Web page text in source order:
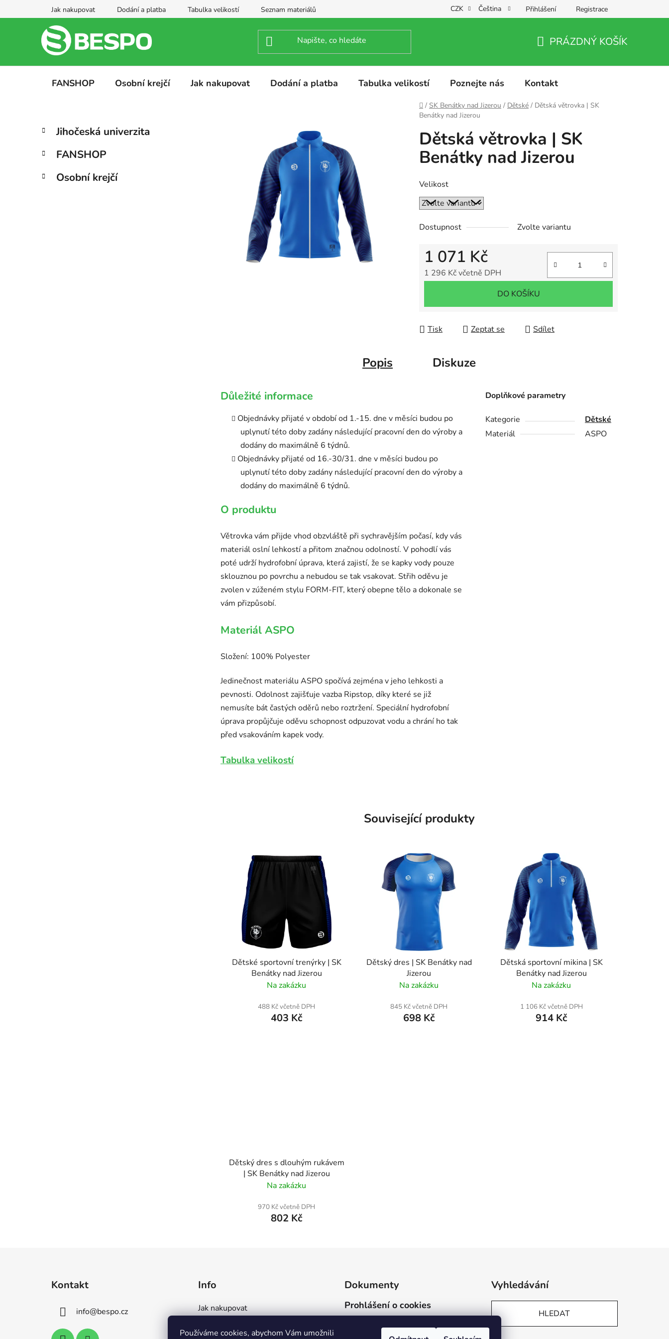
Používáme cookies, abychom Vám umožnili
na
Jak nakupovat Dodání a platba Tabulka velikostí Seznam materiálů CZK Čeština Přihlášení Registrace
KOŠÍK
PRÁZDNÝ KOŠÍK
FANSHOP Osobní krejčí Jak nakupovat Dodání a platba Tabulka velikostí Poznejte nás Kontakt
Domů
/ SK Benátky nad Jizerou / Dětské / Dětská větrovka | SK
Benátky nad Jizerou
P
s
r
Přeskočit
kategorie
K
a
e
o
Jihočeská univerzita
FANSHOP
Osobní krejčí
Dětská větrovka | SK
Benátky nad Jizerou
Velikost
Dostupnost Zvolte variantu
1 071 Kč
1 296 Kč včetně DPH
DO KOŠÍKU
Tisk Zeptat se Sdílet
Popis Diskuze
Důležité informace
Objednávky přijaté v období od 1.-15. dne v měsíci budou po
uplynutí této doby zadány následující pracovní den do výroby a
dodány do maximálně 6 týdnů.
Objednávky přijaté od 16.-30/31. dne v měsíci budou po
uplynutí této doby zadány následující pracovní den do výroby a
dodány do maximálně 6 týdnů.
O produktu
Větrovka vám přijde vhod obzvláště při sychravějším počasí, kdy vás
materiál oslní lehkostí a přitom značnou odolností. V pohodlí vás
poté udrží hydrofobní úprava, která zajistí, že se kapky vody pouze
sklouznou po povrchu a nebudou se tak vsakovat. Střih oděvu je
zvolen v zúženém stylu FORM-FIT, který obepne tělo a dokonale se
vám přizpůsobí.
Materiál ASPO
Složení: 100% Polyester
Jedinečnost materiálu ASPO spočívá zejména v jeho lehkosti a
pevnosti. Odolnost zajišťuje vazba Ripstop, díky které se již
nemusíte bát častých oděrů nebo roztržení. Speciální hydrofobní
úprava propůjčuje oděvu schopnost odpuzovat vodu a chrání ho tak
před vsakováním kapek vody.
Tabulka velikostí
Doplňkové parametry
Kategorie
Dětské
Materiál
ASPO
Související produkty
Dětské sportovní trenýrky | SK
Benátky nad Jizerou
Na zakázku
488 Kč včetně DPH
403 Kč
Dětský dres | SK Benátky nad
Jizerou
Na zakázku
845 Kč včetně DPH
698 Kč
Dětská sportovní mikina | SK
Benátky nad Jizerou
Na zakázku
1 106 Kč včetně DPH
914 Kč
Dětský dres s dlouhým rukávem
| SK Benátky nad Jizerou
Na zakázku
970 Kč včetně DPH
802 Kč
Kontakt
info@bespo.cz
Info
Jak nakupovat
Dokumenty
Prohlášení o cookies
Obchodní podmínky
Vyhledávání
HLEDAT